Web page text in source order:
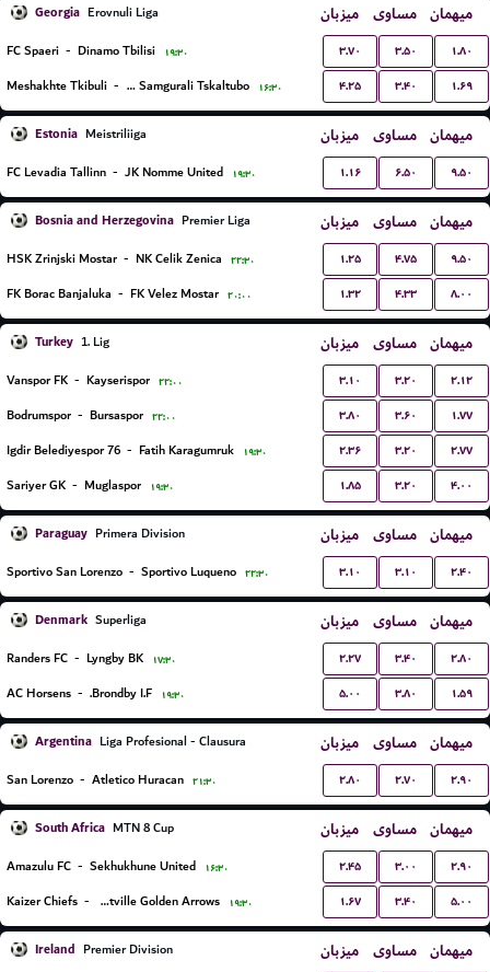
Georgia Erovnuli Liga میزبان مساوی میهمان
FC Spaeri - Dinamo Tbilisi ۱۹:۳۰ ۳.۷۰ ۳.۵۰ ۱.۸۰
Meshakhte Tkibuli - FC Samgurali Tskaltubo ۱۶:۳۰ ۴.۲۵ ۳.۴۰ ۱.۶۹
Estonia Meistriliiga میزبان مساوی میهمان
FC Levadia Tallinn - JK Nomme United ۱۹:۳۰ ۱.۱۶ ۶.۵۰ ۹.۵۰
Bosnia and Herzegovina Premier Liga میزبان مساوی میهمان
HSK Zrinjski Mostar - NK Celik Zenica ۲۲:۳۰ ۱.۲۵ ۴.۷۵ ۹.۵۰
FK Borac Banjaluka - FK Velez Mostar ۲۰:۰۰ ۱.۳۲ ۴.۳۳ ۸.۰۰
Turkey 1. Lig میزبان مساوی میهمان
Vanspor FK - Kayserispor ۲۲:۰۰ ۳.۱۰ ۳.۲۰ ۲.۱۲
Bodrumspor - Bursaspor ۲۲:۰۰ ۳.۸۰ ۳.۶۰ ۱.۷۷
76 Igdir Belediyespor - Fatih Karagumruk ۱۹:۳۰ ۲.۳۶ ۳.۲۰ ۲.۷۷
Sariyer GK - Muglaspor ۱۹:۳۰ ۱.۸۵ ۳.۲۰ ۴.۰۰
Paraguay Primera Division میزبان مساوی میهمان
Sportivo San Lorenzo - Sportivo Luqueno ۲۲:۳۰ ۳.۱۰ ۳.۱۰ ۲.۴۰
Denmark Superliga میزبان مساوی میهمان
Randers FC - Lyngby BK ۱۷:۳۰ ۲.۲۷ ۳.۴۰ ۲.۸۰
AC Horsens - Brondby I.F. ۱۹:۳۰ ۵.۰۰ ۳.۸۰ ۱.۵۹
Argentina Liga Profesional - Clausura میزبان مساوی میهمان
San Lorenzo - Atletico Huracan ۲۱:۳۰ ۲.۸۰ ۲.۷۰ ۲.۹۰
South Africa MTN 8 Cup میزبان مساوی میهمان
Amazulu FC - Sekhukhune United ۱۶:۳۰ ۲.۴۵ ۳.۰۰ ۲.۹۰
Kaizer Chiefs - Lamontville Golden Arrows ۱۹:۳۰ ۱.۶۷ ۳.۴۰ ۵.۰۰
Ireland Premier Division میزبان مساوی میهمان